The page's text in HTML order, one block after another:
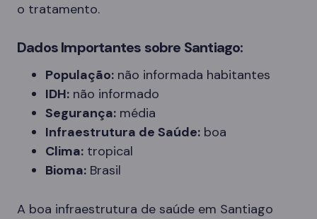
o tratamento.
Dados Importantes sobre Santiago:
População: não informada habitantes
IDH: não informado
Segurança: média
Infraestrutura de Saúde: boa
Clima: tropical
Bioma: Brasil
A boa infraestrutura de saúde em Santiago